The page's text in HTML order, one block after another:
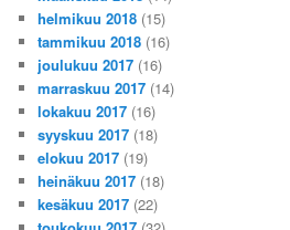
helmikuu 2018 (15)
tammikuu 2018 (16)
joulukuu 2017 (16)
marraskuu 2017 (14)
lokakuu 2017 (16)
syyskuu 2017 (18)
elokuu 2017 (19)
heinäkuu 2017 (18)
kesäkuu 2017 (22)